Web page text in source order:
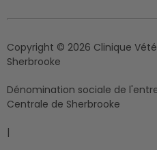
Copyright © 2026 Clinique
Sherbrooke
Dénomination sociale de
Centrale de Sherbrooke
|